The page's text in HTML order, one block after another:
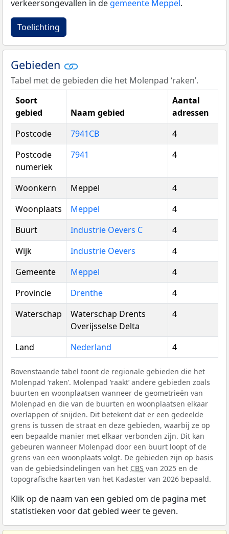
verkeersongevallen in de gemeente Meppel .
Toelichting
Gebieden
Tabel met de gebieden die het Molenpad ‘raken’.
Soort
gebied
Naam gebied
Aantal
adressen
Postcode
7941CB
4
Postcode
numeriek
7941 4
Woonkern Meppel
4
Woonplaats
Meppel
4
Buurt
Industrie Oevers C
4
Wijk
Industrie Oevers
4
Gemeente
Meppel
4
Provincie
Drenthe
4
Waterschap
Waterschap Drents
Overijsselse Delta
4
Land Nederland 4
Bovenstaande tabel toont de regionale gebieden die het
Molenpad ‘raken’. Molenpad ‘raakt’ andere gebieden zoals
buurten en woonplaatsen wanneer de geometrieën van
Molenpad en die van de buurten en woonplaatsen elkaar
overlappen of snijden. Dit betekent dat er een gedeelde
grens is tussen de straat en deze gebieden, waarbij ze op
een bepaalde manier met elkaar verbonden zijn. Dit kan
gebeuren wanneer Molenpad door een buurt loopt of de
grens van een woonplaats volgt. De gebieden zijn op basis
van de gebiedsindelingen van het CBS van 2025 en de
topografische kaarten van het Kadaster van 2026 bepaald.
Klik op de naam van een gebied om de pagina met
statistieken voor dat gebied weer te geven.